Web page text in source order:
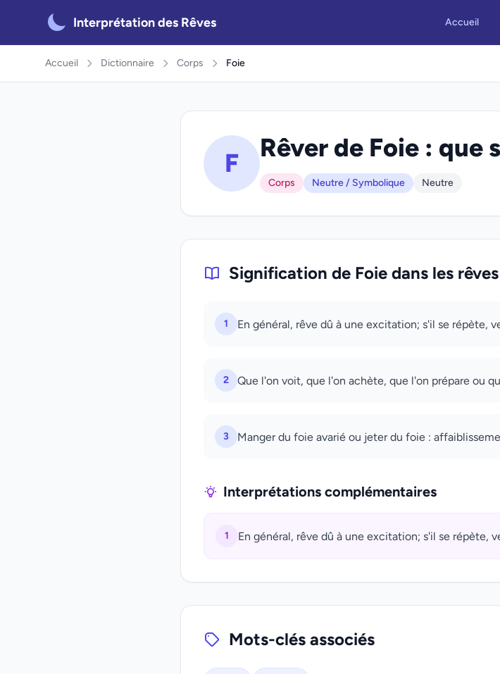
Interprétation des Rêves Accueil
Accueil Dictionnaire Corps Foie
F
Rêver de Foie : que
Corps Neutre / Symbolique Neutre
Signification de Foie dans les rêves
1 En général, rêve dû à une excitation; s'il se répète,
2 Que l'on voit, que l'on achète, que l'on prépare ou
3 Manger du foie avarié ou jeter du foie :
Interprétations complémentaires
1 En général, rêve dû à une excitation; s'il se répète,
Mots-clés associés